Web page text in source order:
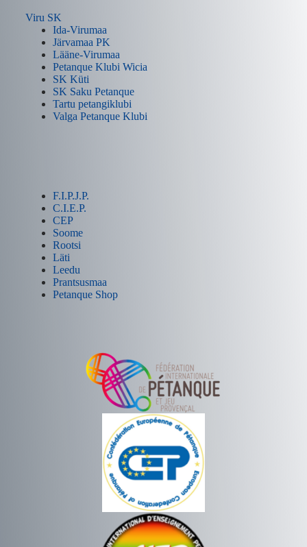
Viru SK
Ida-Virumaa
Järvamaa PK
Lääne-Virumaa
Petanque Klubi Wicia
SK Küti
SK Saku Petanque
Tartu petangiklubi
Valga Petanque Klubi
F.I.P.J.P.
C.I.E.P.
CEP
Soome
Rootsi
Läti
Leedu
Prantsusmaa
Petanque Shop